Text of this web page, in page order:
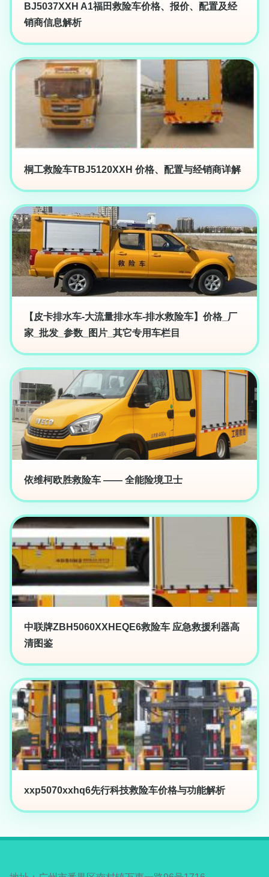
BJ5037XXH A1福田救险车价格、报价、配置及经
销商信息解析
桐工救险车TBJ5120XXH 价格、配置与经销商详解
【皮卡排水车-大流量排水车-排水救险车】价格_厂
家_批发_参数_图片_其它专用车栏目
依维柯欧胜救险车 —— 全能险境卫士
中联牌ZBH5060XXHEQE6救险车 应急救援利器高
清图鉴
xxp5070xxhq6先行科技救险车价格与功能解析